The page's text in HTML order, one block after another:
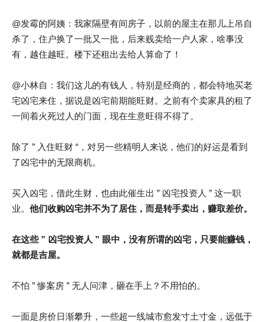
@发霉的阿姨：我家隔壁有间房子，以前的屋主在那儿上吊自
杀了，住户换了一批又一批，后来贱卖给一户人家，啥事没
有，越住越旺。楼下还租出去给人算命了！
@小林自：我们这儿的有钱人，特别是经商的，都会特地买老
宅凶宅来住，据说是凶宅前期能旺财。之前有个卖家具的租了
一间着火死过人的门面，现在生意旺得不得了。
除了 ” 入住旺财 “，对另一些精明人来说，他们的好运是看到
了凶宅中的无限商机。
买入凶宅，借此生财，也由此催生出 ” 凶宅投资人 ” 这一职
业。 他们收购凶宅并不为了居住，而是转手卖出，赚取差价。
在这些 ” 凶宅投资人 ” 眼中，没有所谓的凶宅，只要能赚钱，
就都是吉屋。
不怕 ” 惨案房 ” 无人问津，砸在手上？不用怕的。
一面是房价日渐攀升，一些超一线城市愈发寸土寸金，远低于